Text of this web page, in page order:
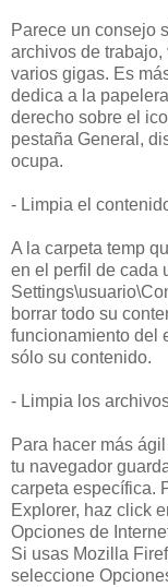
Parece un consejo
archivos de
varios gigas. Es
dedica a la
derecho sobre el
pestaña General,
ocupa.
- Limpia el
A la carpeta temp
en el perfil de cada
borrar todo su
funcionamiento del
sólo su contenido.
- Limpia los
Para hacer más
tu navegador
carpeta específica.
Explorer, haz click
Opciones de
Si usas Mozilla
seleccione